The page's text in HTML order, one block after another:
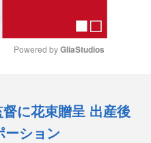
t
e
Powered by GliaStudios
に花束贈呈 出産後
ーション